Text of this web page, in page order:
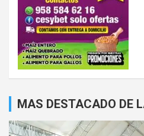
MAS DESTACADO DE